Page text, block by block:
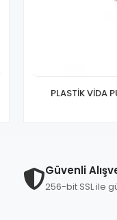
PLASTİK VİDA
Güvenli
256-bit SSL ile